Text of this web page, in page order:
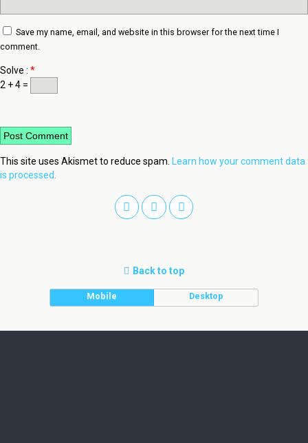
Save my name, email, and website in this browser for the next time I
comment.
Solve : *
2 + 4 =
This site uses Akismet to reduce spam.
Learn how your comment data
is processed.
Back to top
Mobile Desktop